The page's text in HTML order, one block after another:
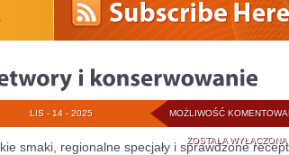
MOŻLIWOŚĆ
ZOSTAŁA WYŁĄCZONA
LIS - 14 - 2025
smaki, regionalne specjały i sprawdzone